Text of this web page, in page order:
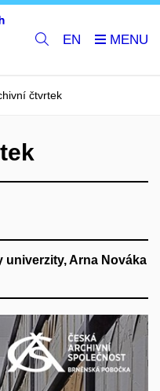
EN
čtvrtek
univerzity, Arna Nováka